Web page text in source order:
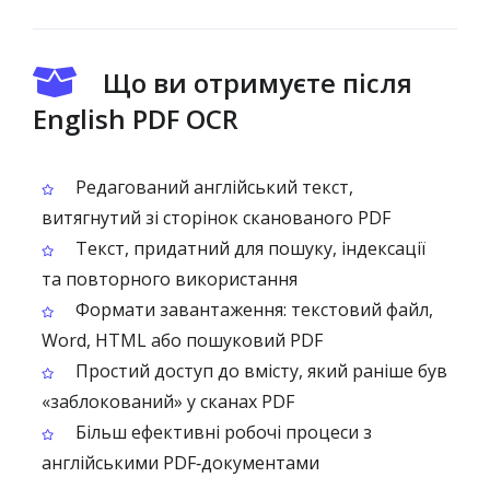
Що ви отримуєте після
English PDF OCR
Редагований англійський текст,
витягнутий зі сторінок сканованого PDF
Текст, придатний для пошуку, індексації
та повторного використання
Формати завантаження: текстовий файл,
Word, HTML або пошуковий PDF
Простий доступ до вмісту, який раніше був
«заблокований» у сканах PDF
Більш ефективні робочі процеси з
англійськими PDF‑документами